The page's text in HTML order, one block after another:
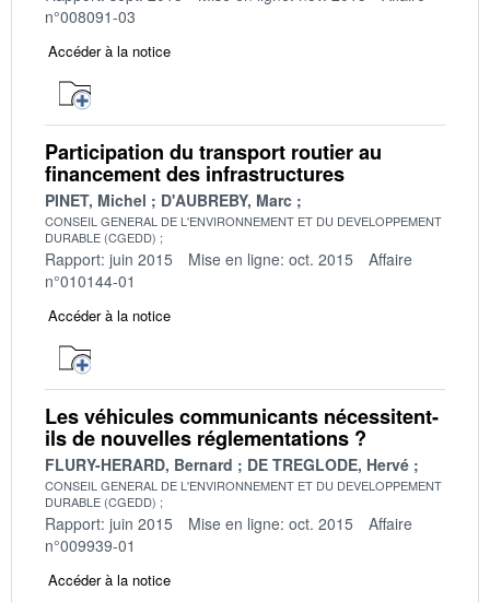
n°008091-03
Accéder à la notice
Participation du transport routier au
financement des infrastructures
PINET, Michel D'AUBREBY, Marc
CONSEIL GENERAL DE L'ENVIRONNEMENT ET DU DEVELOPPEMENT
DURABLE (CGEDD)
Rapport: juin 2015 Mise en ligne: oct. 2015
Affaire
n°010144-01
Accéder à la notice
Les véhicules communicants nécessitent-
ils de nouvelles réglementations ?
FLURY-HERARD, Bernard DE TREGLODE, Hervé
CONSEIL GENERAL DE L'ENVIRONNEMENT ET DU DEVELOPPEMENT
DURABLE (CGEDD)
Rapport: juin 2015 Mise en ligne: oct. 2015
Affaire
n°009939-01
Accéder à la notice